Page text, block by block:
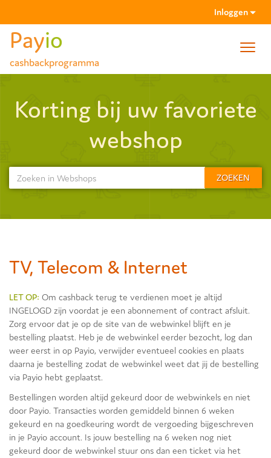
Inloggen
Activatiemail niet gehad?
Payio
cashbackprogramma
Korting bij uw favoriete
webshop
ZOEKEN
TV, Telecom & Internet
LET OP: Om cashback terug te verdienen moet je altijd
INGELOGD zijn voordat je een abonnement of contract afsluit.
Zorg ervoor dat je op de site van de webwinkel blijft en je
bestelling plaatst. Heb je de webwinkel eerder bezocht, log dan
weer eerst in op Payio, verwijder eventueel cookies en plaats
daarna je bestelling zodat de webwinkel weet dat jij de bestelling
via Payio hebt geplaatst.
Bestellingen worden altijd gekeurd door de webwinkels en niet
door Payio. Transacties worden gemiddeld binnen 6 weken
gekeurd en na goedkeuring wordt de vergoeding bijgeschreven
in je Payio account. Is jouw bestelling na 6 weken nog niet
gekeurd door de webwinkel stuur ons dan een ticket via het